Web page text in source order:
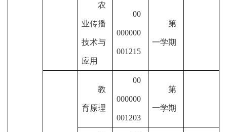
农
业传播
技术与
应用
00
000000
001215
第
一学期
教
育原理
00
000000
001203
第
一学期